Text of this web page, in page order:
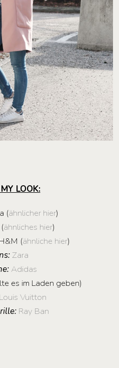
LOOK:
(ähnlicher hier)
ähnliches hier)
(ähnliche hier)
Zara
Adidas
es im Laden geben)
Louis Vuitton
Ray Ban